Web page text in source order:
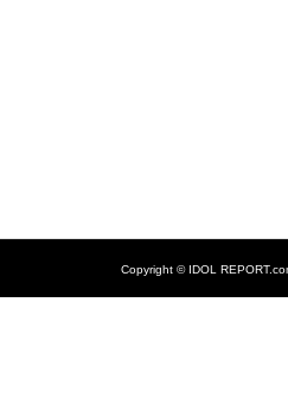
Copyright ©IDOL